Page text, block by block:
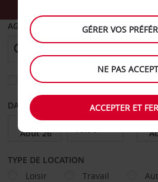
AGENCE DE DÉPART
Sélectionnez une autre agence
DATE DE DÉPART DATE
TYPE DE LOCATION
Loisir
Travail
GÉRER VOS
NE PAS
ACCEPTER ET